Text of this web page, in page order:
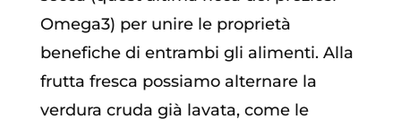
Omega3) per unire le proprietà
benefiche di entrambi gli alimenti. Alla
frutta fresca possiamo alternare la
verdura cruda già lavata, come le